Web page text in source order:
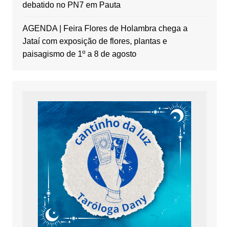
debatido no PN7 em Pauta
AGENDA | Feira Flores de Holambra chega a
Jataí com exposição de flores, plantas e
paisagismo de 1º a 8 de agosto